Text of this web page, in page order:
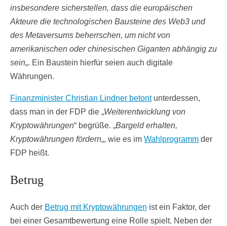
insbesondere sicherstellen, dass die europäischen
Akteure die technologischen Bausteine des Web3 und
des Metaversums beherrschen, um nicht von
amerikanischen oder chinesischen Giganten abhängig zu
sein„. Ein Baustein hierfür seien auch digitale
Währungen.
Finanzminister Christian Lindner betontunterdessen,
dass man in der FDP die „Weiterentwicklung von
Kryptowährungen“ begrüße. „Bargeld erhalten,
Kryptowährungen fördern„, wie es im Wahlprogramm der
FDP heißt.
Betrug
Auch der Betrug mit Kryptowährungen ist ein Faktor, der
bei einer Gesamtbewertung eine Rolle spielt. Neben der